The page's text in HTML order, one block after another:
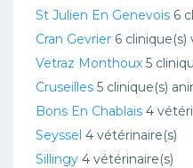
St Julien En Genevois 6
Cran Gevrier 6 clinique(s)
Vetraz Monthoux 5
Cruseilles 5 clinique(s)
Bons En Chablais 4
Seyssel 4 vétérinaire(s)
Sillingy 4 vétérinaire(s)